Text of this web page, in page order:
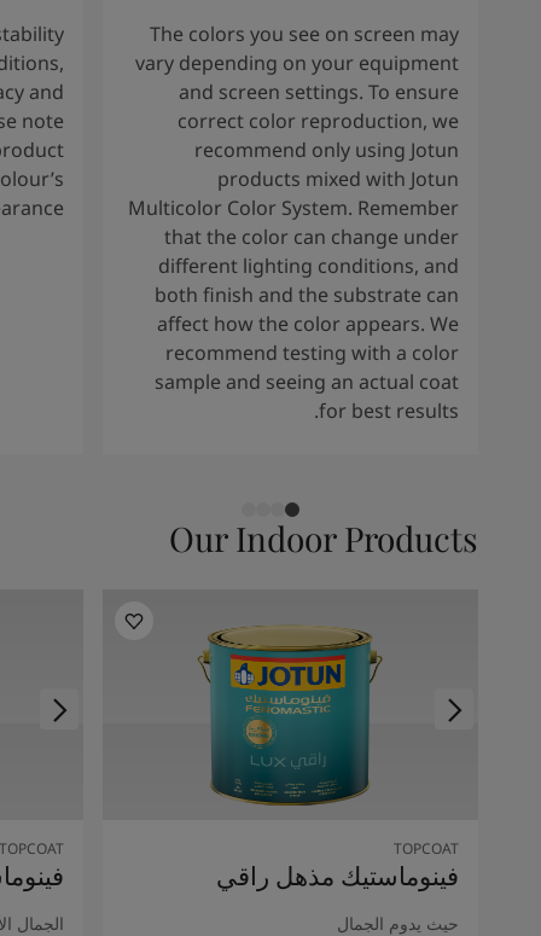
The colors you see on screen may
vary depending on your equipment
and screen settings. To ensure
correct color reproduction, we
recommend only using Jotun
products mixed with Jotun
Multicolor Color System. Remember
that the color can change under
different lighting conditions, and
both finish and the substrate can
affect how the color appears. We
recommend testing with a color
sample and seeing an actual coat
for best results.
and
note
Our Indoor Products
TOPCOAT
فينوماستيك مذهل راقي
حيث يدوم الجمال
TOPCOAT
الجمال